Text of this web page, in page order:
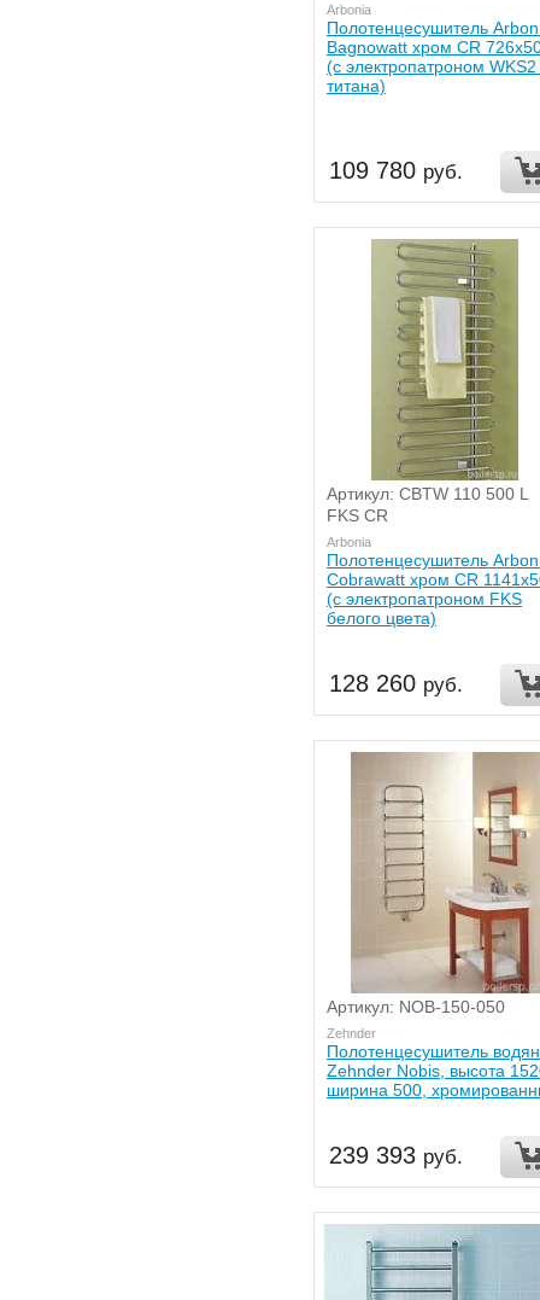
Arbonia
Полотенцесушитель
Bagnowatt хром CR
(с электропатроном WKS2
титана)
109 780 руб.
Артикул: CBTW 110 500 L
FKS CR
Arbonia
Полотенцесушитель
Cobrawatt хром CR
(с электропатроном FKS
белого цвета)
128 260 руб.
Артикул: NOB-150-050
Zehnder
Полотенцесушитель
Zehnder Nobis, высота
ширина 500,
239 393 руб.